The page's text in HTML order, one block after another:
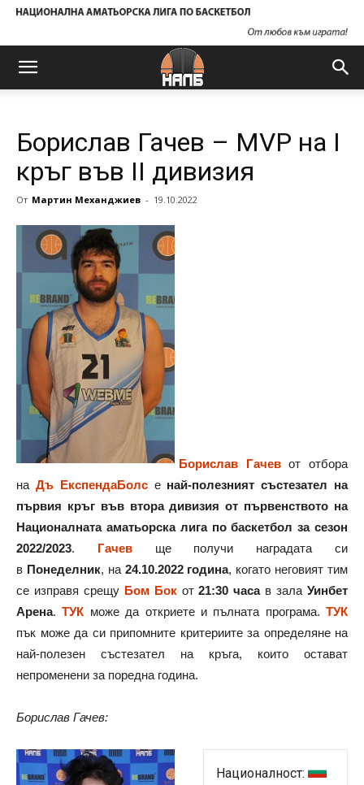
Борислав Гачев – MVP на I
кръг във II дивизия
От Мартин Механджиев - 19.10.2022
Борислав Гачев от отбора
на Дъ ЕкспендаБолсе най-полезният състезател на
първия кръг във втора дивизия от първенството на
Националната аматьорска лига по баскетбол за сезон
2022/2023. Гачевще получи наградата си
в Понеделник, на 24.10.2022 година, когато неговият тим
се изправя срещу Бом Бокот21:30 часав залаУинбет
Арена.ТУК може да откриете и пълната програма. ТУК
пък може да си припомните критериите за определяне на
най-полезен състезател на кръга, които остават
непроменени за поредна година.
Борислав Гачев:
Националност: